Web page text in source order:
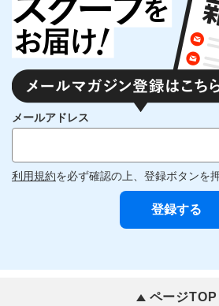
メールアドレス
利用規約を必ず確認の上、登録ボタンを
ページTOP